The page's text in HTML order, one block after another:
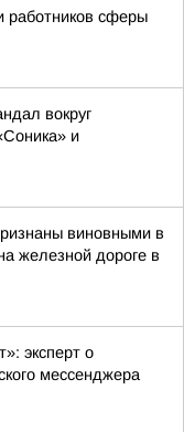
работников сферы
вокруг
и
виновными в
железной дороге в
эксперт о
мессенджера